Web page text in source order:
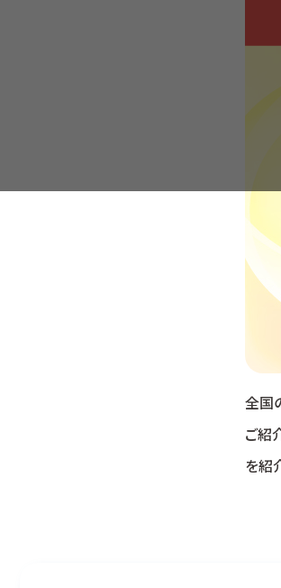
全国
ご紹
を紹